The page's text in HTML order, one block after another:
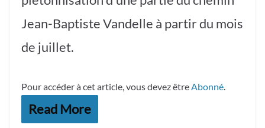
Jean-Baptiste Vandelle à partir du mois
de juillet.
Pour accéder à cet article, vous devez êtreAbonné.
Read More